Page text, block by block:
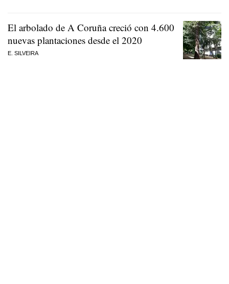
El arbolado de A Coruña creció con 4.600
nuevas plantaciones desde el 2020
E. SILVEIRA